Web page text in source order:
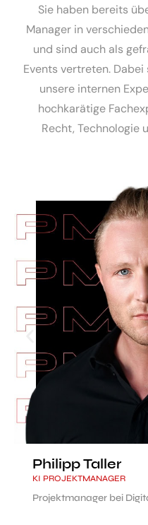
Sie haben bereits
Manager in
und sind auch als
Events vertreten.
unsere internen
hochkarätige
Recht, Technologie
Philipp Taller
KI PROJEKTMANAGER
Projektmanager bei